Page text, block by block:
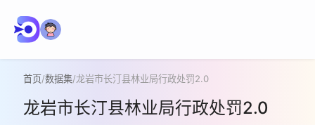
首页/数据集/龙岩市长汀县林业局行政处罚2.0
龙岩市长汀县林业局行政处罚2.0